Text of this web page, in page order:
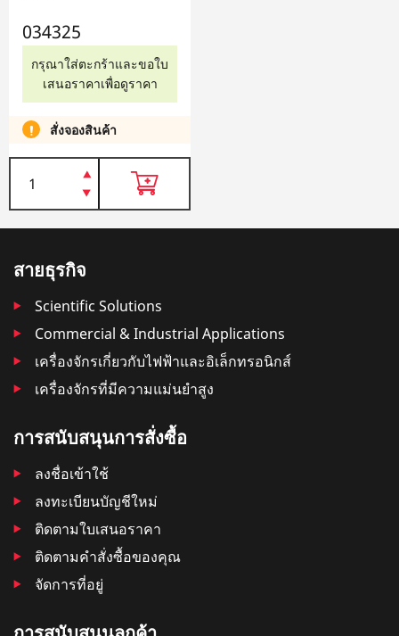
034325
กรุณาใส่ตะกร้าและขอใบ
เสนอราคาเพื่อดูราคา
สั่งจองสินค้า
สายธุรกิจ
Scientific Solutions
Commercial & Industrial Applications
เครื่องจักรเกี่ยวกับไฟฟ้าและอิเล็กทรอนิกส์
เครื่องจักรที่มีความแม่นยำสูง
การสนับสนุนการสั่งซื้อ
ลงชื่อเข้าใช้
ลงทะเบียนบัญชีใหม่
ติดตามใบเสนอราคา
ติดตามคําสั่งซื้อของคุณ
จัดการที่อยู่